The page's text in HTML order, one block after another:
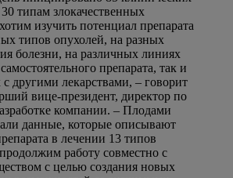
типам злокачественных
изучить потенциал препарата
типов опухолей, на разных
болезни, на различных линиях
препарата, так и
другими лекарствами, – говорит
вице-президент, директор по
компании. – Плодами
данные, которые описывают
в лечении 13 типов
работу совместно с
с целью создания новых